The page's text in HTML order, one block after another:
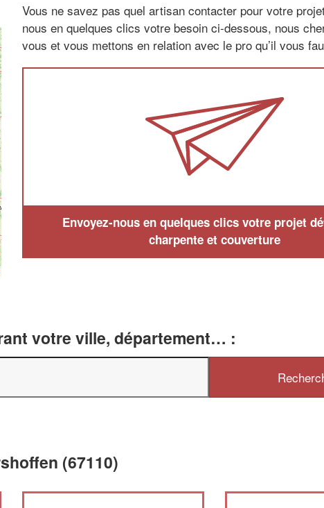
Vous ne savez pas quel artisan contacter pour votre
nous en quelques clics votre besoin ci-dessous, nous
vous et vous mettons en relation avec le pro qu’il vous
Envoyez-nous en quelques clics votre projet
charpente et couverture
votre ville, département… :
(67110)